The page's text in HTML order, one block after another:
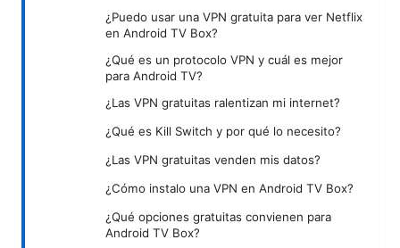
¿Puedo usar una VPN gratuita para ver Netflix
en Android TV Box?
¿Qué es un protocolo VPN y cuál es mejor
para Android TV?
¿Las VPN gratuitas ralentizan mi internet?
¿Qué es Kill Switch y por qué lo necesito?
¿Las VPN gratuitas venden mis datos?
¿Cómo instalo una VPN en Android TV Box?
¿Qué opciones gratuitas convienen para
Android TV Box?